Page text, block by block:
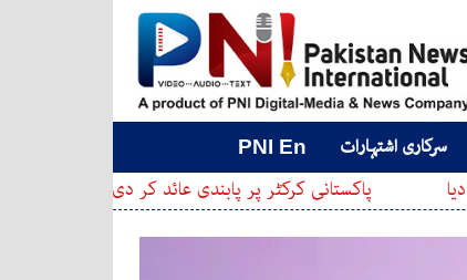
سرکاری اشتہارات PNI En
پاکستانی کرکٹر پر پابندی عائد کر دی گئی